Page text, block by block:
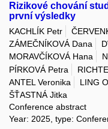
Rizikové chování
první výsledky
KACHLÍK Petr
ZÁMEČNÍKOVÁ Dana
MORAVČÍKOVÁ Hana
PÍRKOVÁ Petra
ANTEL Veronika
LING
ŠŤASTNÁ Jitka
Conference abstract
Year: 2025, type: